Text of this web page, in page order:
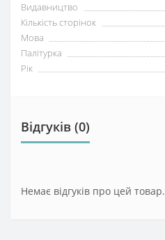
Видавництво
Кількість сторінок
Мова
Палітурка
Рік
Відгуків (0)
Немає відгуків про цей товар.